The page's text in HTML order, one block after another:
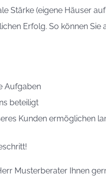
Stärke (eigene Häuser
Erfolg. So können
Aufgaben
beteiligt
Kunden ermöglichen
Musterberater Ihnen